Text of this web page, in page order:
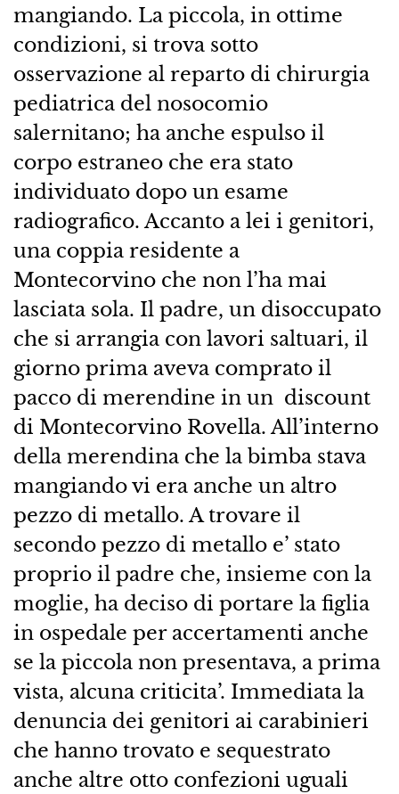
mangiando. La piccola, in ottime
condizioni, si trova sotto
osservazione al reparto di chirurgia
pediatrica del nosocomio
salernitano; ha anche espulso il
corpo estraneo che era stato
individuato dopo un esame
radiografico. Accanto a lei i genitori,
una coppia residente a
Montecorvino che non l’ha mai
lasciata sola. Il padre, un disoccupato
che si arrangia con lavori saltuari, il
giorno prima aveva comprato il
pacco di merendine in un discount
di Montecorvino Rovella. All’interno
della merendina che la bimba stava
mangiando vi era anche un altro
pezzo di metallo. A trovare il
secondo pezzo di metallo e’ stato
proprio il padre che, insieme con la
moglie, ha deciso di portare la figlia
in ospedale per accertamenti anche
se la piccola non presentava, a prima
vista, alcuna criticita’. Immediata la
denuncia dei genitori ai carabinieri
che hanno trovato e sequestrato
anche altre otto confezioni uguali